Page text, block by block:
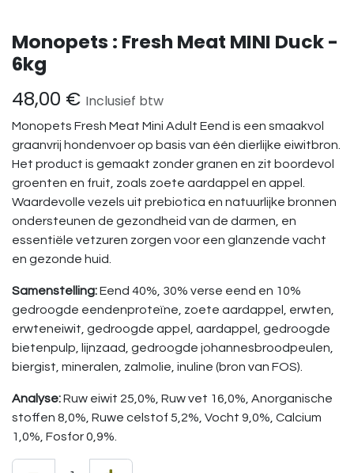
Monopets : Fresh Meat MINI Duck -
6kg
48,00 € Inclusief btw
Monopets Fresh Meat Mini Adult Eend is een smaakvol
graanvrij hondenvoer op basis van één dierlijke eiwitbron.
Het product is gemaakt zonder granen en zit boordevol
groenten en fruit, zoals zoete aardappel en appel.
Waardevolle vezels uit prebiotica en natuurlijke bronnen
ondersteunen de gezondheid van de darmen, en
essentiële vetzuren zorgen voor een glanzende vacht
en gezonde huid.
Samenstelling:Eend 40%, 30% verse eend en 10%
gedroogde eendenproteïne, zoete aardappel, erwten,
erwteneiwit, gedroogde appel, aardappel, gedroogde
bietenpulp, lijnzaad, gedroogde johannesbroodpeulen,
biergist, mineralen, zalmolie, inuline (bron van FOS).
Analyse:Ruw eiwit 25,0%, Ruw vet 16,0%, Anorganische
stoffen 8,0%, Ruwe celstof 5,2%, Vocht 9,0%, Calcium
1,0%, Fosfor 0,9%.